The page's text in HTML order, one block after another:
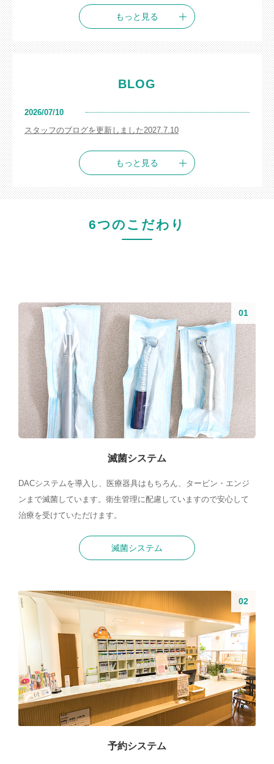
もっと見る
BLOG
2026/07/10
スタッフのブログを更新しました2027.7.10
もっと見る
6つのこだわり
滅菌システム
DACシステムを導入し、医療器具はもちろん、タービン・エンジ
ンまで滅菌しています。衛生管理に配慮していますので安心して
治療を受けていただけます。
滅菌システム
予約システム